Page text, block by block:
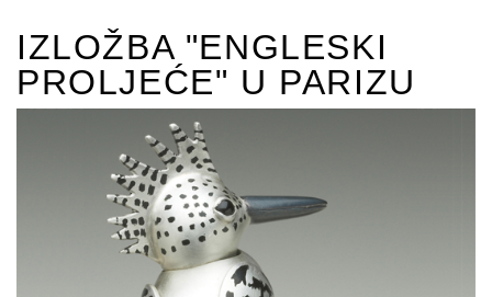
IZLOŽBA "ENGLESKI
PROLJEĆE" U PARIZU